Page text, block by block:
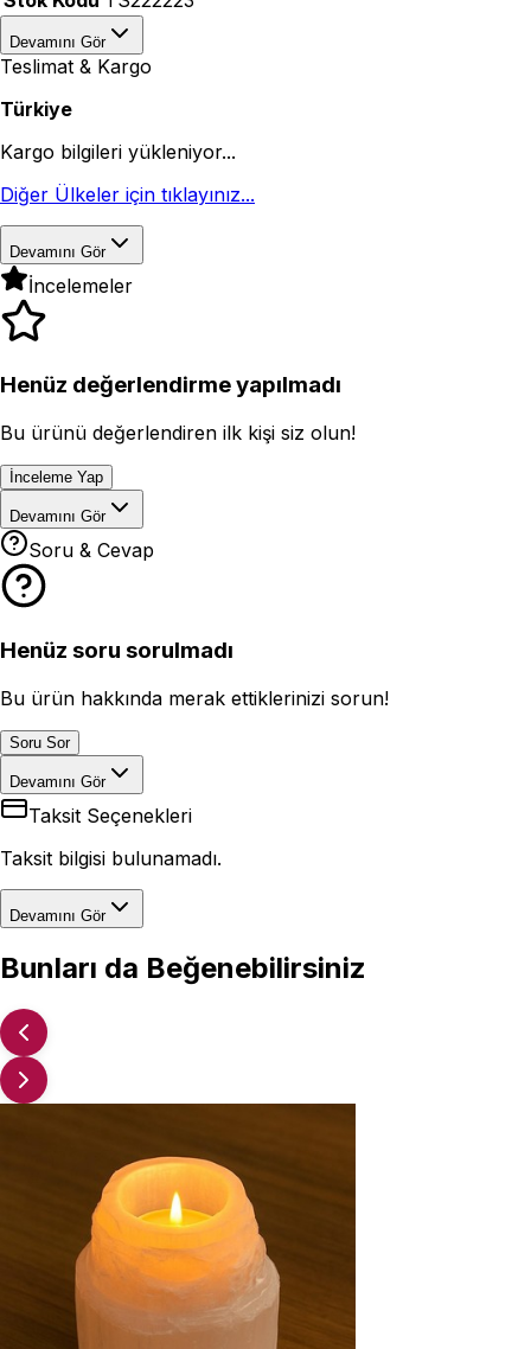
Devamını Gör
Teslimat & Kargo
Türkiye
Kargo bilgileri yükleniyor...
Diğer Ülkeler için tıklayınız...
Devamını Gör
İncelemeler
Henüz değerlendirme yapılmadı
Bu ürünü değerlendiren ilk kişi siz olun!
İnceleme Yap
Devamını Gör
Soru & Cevap
Henüz soru sorulmadı
Bu ürün hakkında merak ettiklerinizi sorun!
Soru Sor
Devamını Gör
Taksit Seçenekleri
Taksit bilgisi bulunamadı.
Devamını Gör
Bunları da Beğenebilirsiniz